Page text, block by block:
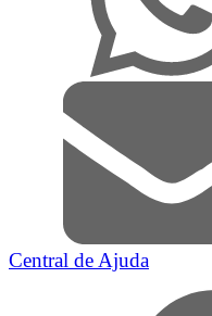
Central de Ajuda